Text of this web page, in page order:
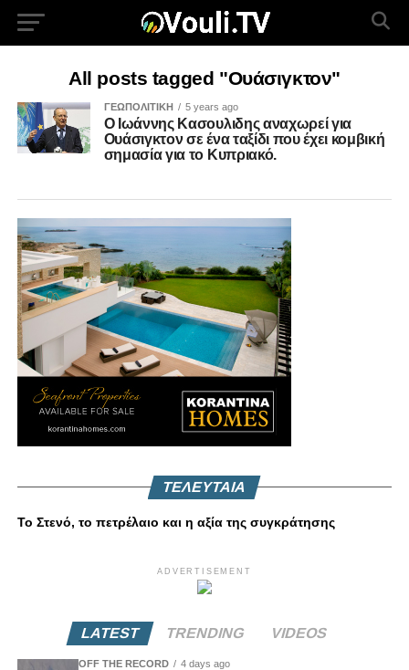
All posts tagged "Ουάσιγκτον"
ΓΕΩΠΟΛΙΤΙΚΗ 5 years ago
Ο Ιωάννης Κασουλιδης αναχωρεί για
Ουάσιγκτον σε ένα ταξίδι που έχει κομβική
σημασία για το Κυπριακό.
ΤΕΛΕΥΤΑΙΑ
Το Στενό, το πετρέλαιο και η αξία της συγκράτησης
ADVERTISEMENT
LATEST TRENDING VIDEOS
OFF THE RECORD 4 days ago